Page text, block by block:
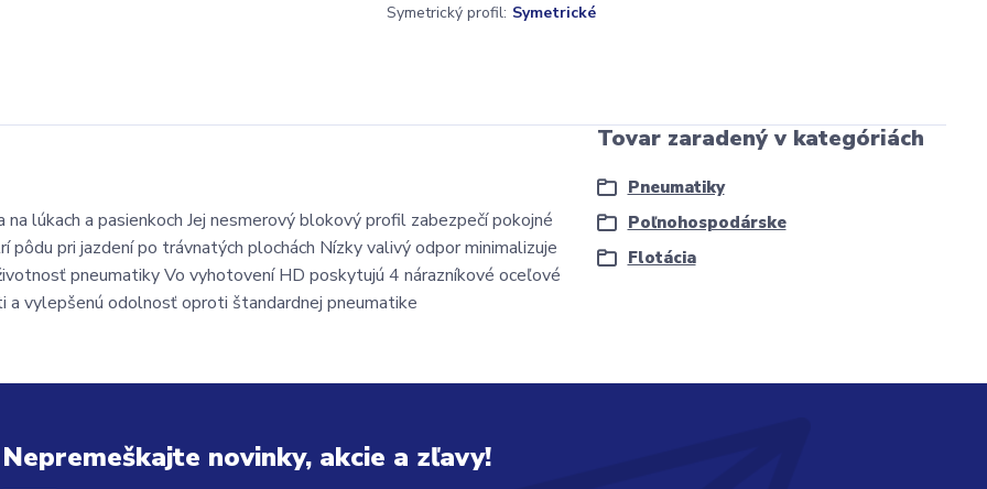
Symetrický profil: Symetrické
lúkach a pasienkoch Jej nesmerový blokový profil zabezpečí pokojné
pri jazdení po trávnatých plochách Nízky valivý odpor minimalizuje
pneumatiky Vo vyhotovení HD poskytujú 4 nárazníkové oceľové
a vylepšenú odolnosť oproti štandardnej pneumatike
Tovar zaradený v kategóriách
Pneumatiky
Poľnohospodárske
Flotácia
Nepremeškajte novinky, akcie a zľavy!